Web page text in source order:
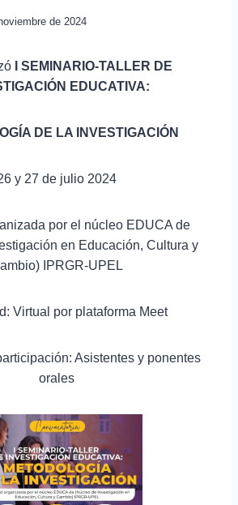
de 2024
I SEMINARIO-TALLER DE
EDUCATIVA:
DE LA INVESTIGACIÓN
y 27 de julio 2024
por el núcleo EDUCA de
en Educación, Cultura y
IPRGR-UPEL
Virtual por plataforma Meet
Asistentes y ponentes
orales